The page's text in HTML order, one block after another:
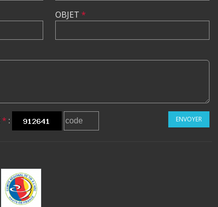
OBJET *
* : ENVOYER